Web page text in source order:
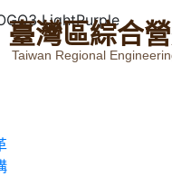
臺灣區綜合營
Taiwan Regional